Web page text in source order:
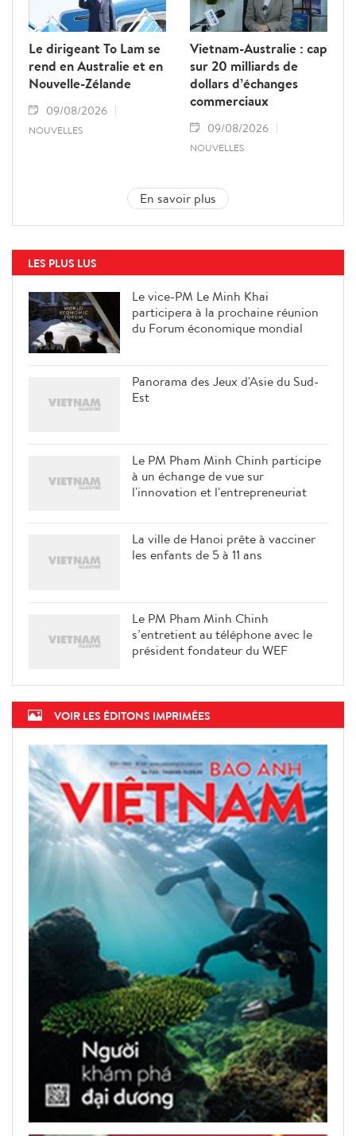
Le dirigeant To Lam se
rend en Australie et en
Nouvelle-Zélande
09/08/2026
NOUVELLES
Vietnam-Australie : cap
sur 20 milliards de
dollars d’échanges
commerciaux
09/08/2026
NOUVELLES
En savoir plus
LES PLUS LUS
Le vice-PM Le Minh Khai
participera à la prochaine réunion
du Forum économique mondial
Panorama des Jeux d'Asie du Sud-
Est
Le PM Pham Minh Chinh participe
à un échange de vue sur
l'innovation et l'entrepreneuriat
La ville de Hanoi prête à vacciner
les enfants de 5 à 11 ans
Le PM Pham Minh Chinh
s’entretient au téléphone avec le
président fondateur du WEF
VOIR LES ÉDITONS IMPRIMÉES